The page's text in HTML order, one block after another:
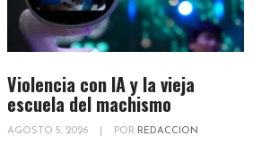
Violencia con IA y la vieja
escuela del machismo
AGOSTO 5, 2026 POR REDACCION